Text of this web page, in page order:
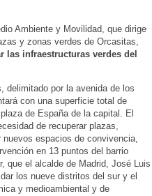
Ambiente y Movilidad, que dirige
y zonas verdes de Orcasitas,
las infraestructuras verdes del
delimitado por la avenida de los
con una superficie total de
de España de la capital. El
de recuperar plazas,
espacios de convivencia,
en 13 puntos del barrio
que el alcalde de Madrid, José Luis
los nueve distritos del sur y el
y medioambiental y de